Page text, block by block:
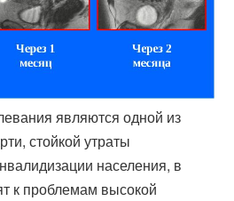
являются одной из
стойкой утраты
населения, в
к проблемам высокой